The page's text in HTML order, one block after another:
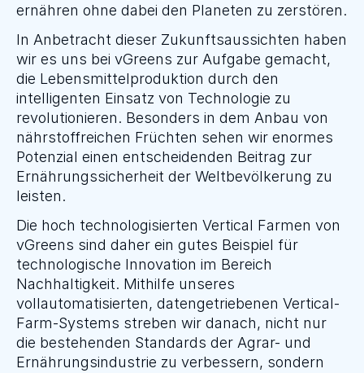
ernähren ohne dabei den Planeten zu zerstören.
In Anbetracht dieser Zukunftsaussichten haben
wir es uns bei vGreens zur Aufgabe gemacht,
die Lebensmittelproduktion durch den
intelligenten Einsatz von Technologie zu
revolutionieren. Besonders in dem Anbau von
nährstoffreichen Früchten sehen wir enormes
Potenzial einen entscheidenden Beitrag zur
Ernährungssicherheit der Weltbevölkerung zu
leisten.
Die hoch technologisierten Vertical Farmen von
vGreens sind daher ein gutes Beispiel für
technologische Innovation im Bereich
Nachhaltigkeit. Mithilfe unseres
vollautomatisierten, datengetriebenen Vertical-
Farm-Systems streben wir danach, nicht nur
die bestehenden Standards der Agrar- und
Ernährungsindustrie zu verbessern, sondern